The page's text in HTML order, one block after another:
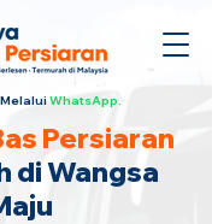
WhatsApp.
Persiaran
di Wangsa